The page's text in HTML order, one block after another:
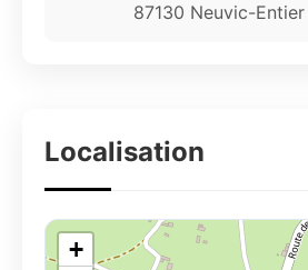
87130 Neuvic-Entier
Localisation
+